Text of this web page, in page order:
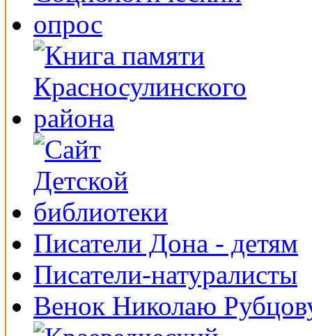
Писатели Дона - детям
Писатели-натуралисты
Венок Николаю